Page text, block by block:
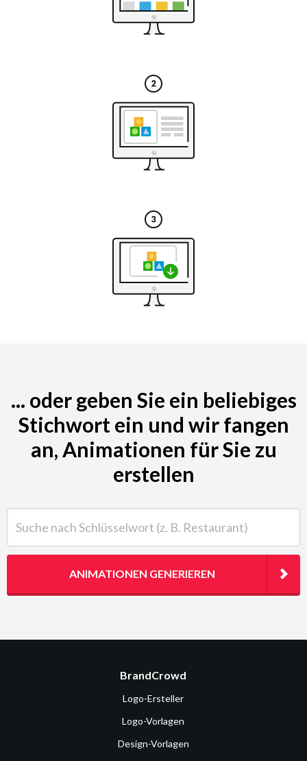
... oder geben Sie ein beliebiges
Stichwort ein und wir fangen
an, Animationen für Sie zu
erstellen
ANIMATIONEN GENERIEREN
BrandCrowd
Logo-Ersteller
Logo-Vorlagen
Design-Vorlagen